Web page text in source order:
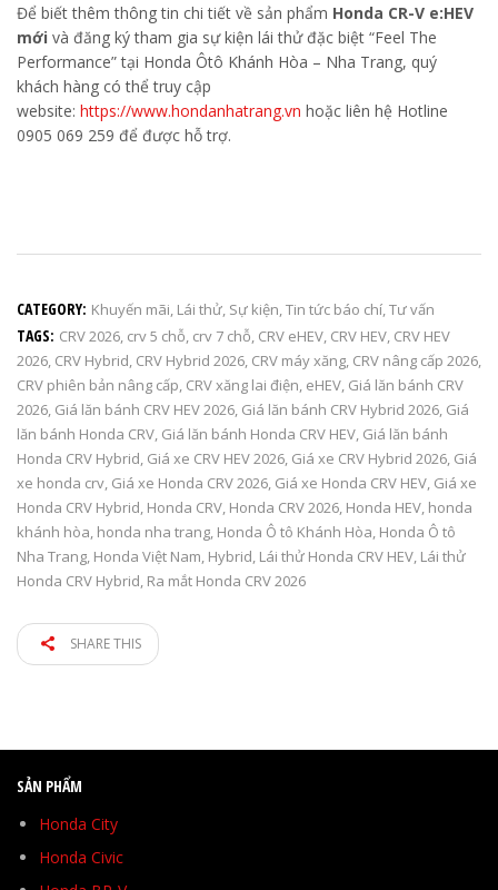
Để biết thêm thông tin chi tiết về sản phẩm Honda CR-V e:HEV
mới và đăng ký tham gia sự kiện lái thử đặc biệt “Feel The
Performance” tại Honda Ôtô Khánh Hòa – Nha Trang, quý
khách hàng có thể truy cập
website: https://www.hondanhatrang.vn hoặc liên hệ Hotline
0905 069 259 để được hỗ trợ.
CATEGORY: Khuyến mãi, Lái thử, Sự kiện,Tin tức báo chí,Tư vấn
TAGS: CRV 2026, crv 5 chỗ, crv 7 chỗ, CRV eHEV, CRV HEV, CRV HEV
2026, CRV Hybrid, CRV Hybrid 2026, CRV máy xăng, CRV nâng cấp 2026,
CRV phiên bản nâng cấp, CRV xăng lai điện, eHEV, Giá lăn bánh CRV
2026, Giá lăn bánh CRV HEV 2026, Giá lăn bánh CRV Hybrid 2026, Giá
lăn bánh Honda CRV, Giá lăn bánh Honda CRV HEV, Giá lăn bánh
Honda CRV Hybrid, Giá xe CRV HEV 2026, Giá xe CRV Hybrid 2026, Giá
xe honda crv, Giá xe Honda CRV 2026, Giá xe Honda CRV HEV, Giá xe
Honda CRV Hybrid, Honda CRV, Honda CRV 2026, Honda HEV, honda
khánh hòa, honda nha trang, Honda Ô tô Khánh Hòa, Honda Ô tô
Nha Trang, Honda Việt Nam, Hybrid, Lái thử Honda CRV HEV, Lái thử
Honda CRV Hybrid, Ra mắt Honda CRV 2026
SHARE THIS
SẢN PHẨM
Honda City
Honda Civic